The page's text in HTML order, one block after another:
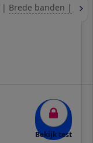
| Brede banden |
Bekijk test